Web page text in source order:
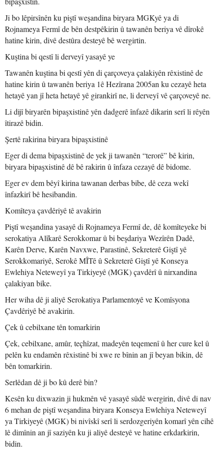
Ji bo lêpirsînên ku piştî weşandina biryara MGKyê ya di
Rojnameya Fermî de bên destpêkirin û tawanên beriya vê dîrokê
hatine kirin, divê destûra desteyê bê wergirtin.
Kuştina bi qestî li derveyî yasayê ye
Tawanên kuştina bi qestî yên di çarçoveya çalakiyên rêxistinê de
hatine kirin û tawanên beriya 1ê Hezîrana 2005an ku cezayê heta
hetayê yan jî heta hetayê yê girankirî ne, li derveyî vê çarçoveyê ne.
Li dijî biryarên bipaşxistinê yên dadgerê înfazê dikarin serî li rêyên
îtirazê bidin.
Şertê rakirina biryara bipaşxistinê
Eger di dema bipaşxistinê de yek ji tawanên “terorê” bê kirin,
biryara bipaşxistinê dê bê rakirin û înfaza cezayê dê bidome.
Eger ev dem bêyî kirina tawanan derbas bibe, dê ceza wekî
înfazkirî bê hesibandin.
Komîteya çavdêriyê tê avakirin
Piştî weşandina yasayê di Rojnameya Fermî de, dê komîteyeke bi
serokatiya Alîkarê Serokkomar û bi beşdariya Wezîrên Dadê,
Karên Derve, Karên Navxwe, Parastinê, Sekreterê Giştî yê
Serokkomariyê, Serokê MÎTê û Sekreterê Giştî yê Konseya
Ewlehiya Neteweyî ya Tirkiyeyê (MGK) çavdêrî û nirxandina
çalakiyan bike.
Her wiha dê ji aliyê Serokatiya Parlamentoyê ve Komîsyona
Çavdêriyê bê avakirin.
Çek û cebilxane tên tomarkirin
Çek, cebilxane, amûr, teçhîzat, madeyên teqemenî û her cure kel û
pelên ku endamên rêxistinê bi xwe re bînin an jî beyan bikin, dê
bên tomarkirin.
Serlêdan dê ji bo kû derê bin?
Kesên ku dixwazin ji hukmên vê yasayê sûdê wergirin, divê di nav
6 mehan de piştî weşandina biryara Konseya Ewlehiya Neteweyî
ya Tirkiyeyê (MGK) bi nivîskî serî li serdozgeriyên komarî yên cihê
lê dimînin an jî saziyên ku ji aliyê desteyê ve hatine erkdarkirin,
bidin.